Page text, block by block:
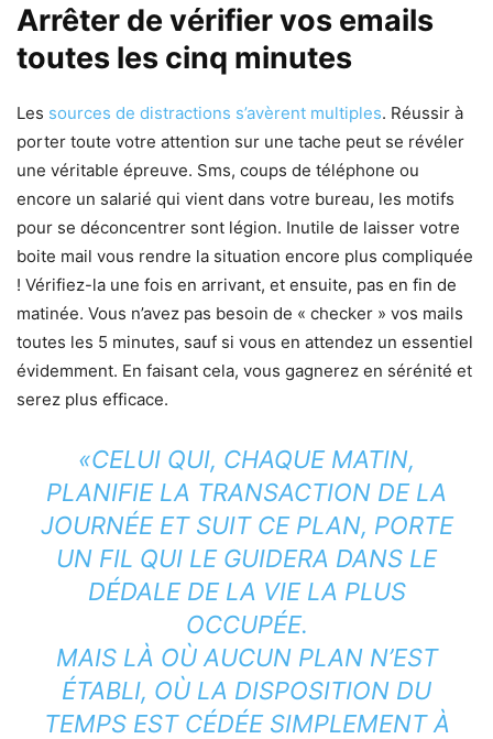
Arrêter de vérifier vos emails
toutes les cinq minutes
Les sources de distractions s’avèrent multiples. Réussir à
porter toute votre attention sur une tache peut se révéler
une véritable épreuve. Sms, coups de téléphone ou
encore un salarié qui vient dans votre bureau, les motifs
pour se déconcentrer sont légion. Inutile de laisser votre
boite mail vous rendre la situation encore plus compliquée
! Vérifiez-la une fois en arrivant, et ensuite, pas en fin de
matinée. Vous n’avez pas besoin de « checker » vos mails
toutes les 5 minutes, sauf si vous en attendez un essentiel
évidemment. En faisant cela, vous gagnerez en sérénité et
serez plus efficace.
«CELUI QUI, CHAQUE MATIN,
PLANIFIE LA TRANSACTION DE LA
JOURNÉE ET SUIT CE PLAN, PORTE
UN FIL QUI LE GUIDERA DANS LE
DÉDALE DE LA VIE LA PLUS
OCCUPÉE.
MAIS LÀ OÙ AUCUN PLAN N’EST
ÉTABLI, OÙ LA DISPOSITION DU
TEMPS EST CÉDÉE SIMPLEMENT À